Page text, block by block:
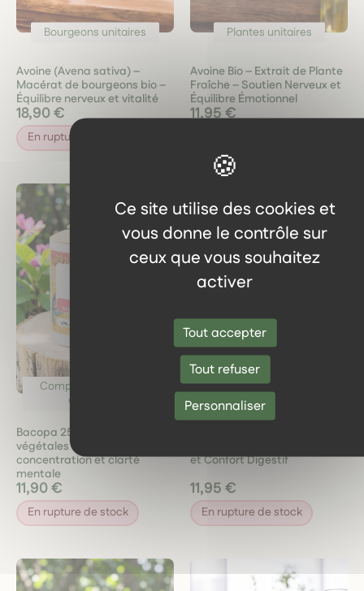
Ce site utilise des cookies et
vous donne le contrôle sur
ceux que vous souhaitez
activer
Tout accepter
Tout refuser
Personnaliser
Bourgeons unitaires
Avoine (Avena sativa) –
Macérat de bourgeons bio –
Équilibre nerveux et vitalité
18,90 €
En rupture de stock
Plantes unitaires
Avoine Bio – Extrait de Plante
Fraîche – Soutien Nerveux et
Équilibre Émotionnel
11,95 €
Compléments à base
de plantes
Bacopa 250 mg 60 gélules
végétales mémoire,
concentration et clarté
mentale
11,90 €
En rupture de stock
Plantes unitaires
et Confort Digestif
11,95 €
En rupture de stock